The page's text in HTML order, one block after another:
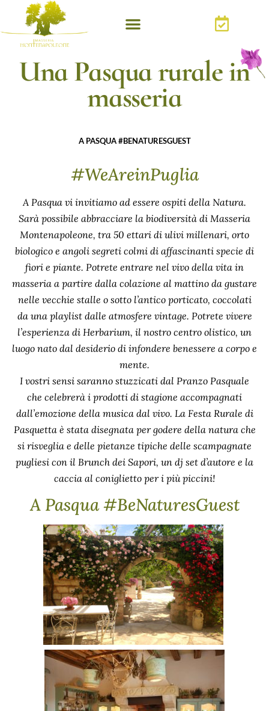
Una Pasqua rurale in
masseria
A PASQUA #BENATURESGUEST
#WeAreinPuglia
A Pasqua vi invitiamo ad essere ospiti della Natura.
Sarà possibile abbracciare la biodiversità di Masseria
Montenapoleone, tra 50 ettari di ulivi millenari, orto
biologico e angoli segreti colmi di affascinanti specie di
fiori e piante. Potrete entrare nel vivo della vita in
masseria a partire dalla colazione al mattino da gustare
nelle vecchie stalle o sotto l’antico porticato, coccolati
da una playlist dalle atmosfere vintage. Potrete vivere
l’esperienza di Herbarium, il nostro centro olistico, un
luogo nato dal desiderio di infondere benessere a corpo e
mente.
I vostri sensi saranno stuzzicati dal Pranzo Pasquale
che celebrerà i prodotti di stagione accompagnati
dall’emozione della musica dal vivo. La Festa Rurale di
Pasquetta è stata disegnata per godere della natura che
si risveglia e delle pietanze tipiche delle scampagnate
pugliesi con il Brunch dei Sapori, un dj set d’autore e la
caccia al coniglietto per i più piccini!
A Pasqua #BeNaturesGuest